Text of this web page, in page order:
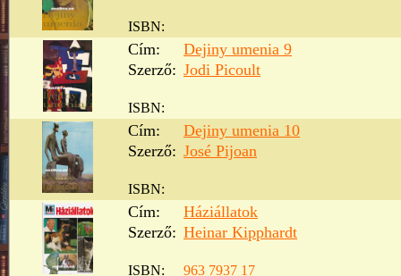
ISBN:
Cím:
Dejiny umenia 9
Szerző: Jodi Picoult
ISBN:
Cím:
Dejiny umenia 10
Szerző: José Pijoan
ISBN:
Cím:
Háziállatok
Szerző: Heinar Kipphardt
ISBN: 963 7937 17